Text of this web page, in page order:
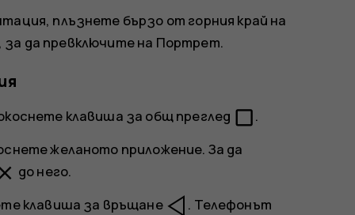
плъзнете бързо от горния край на
за да превключите на Портрет.
клавиша за общ преглед check_box_outline_blank.
желаното приложение. За да
до него.
клавиша за връщане
. Телефонът